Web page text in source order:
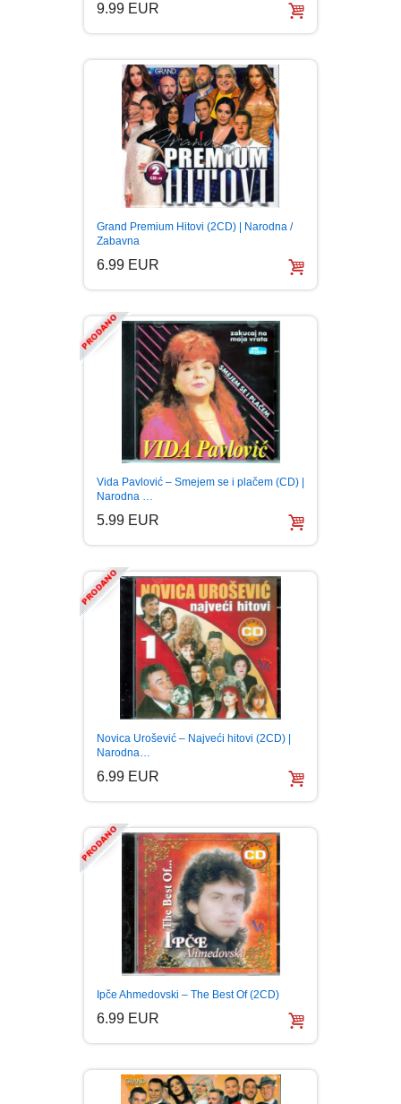
9.99 EUR
Grand Premium Hitovi (2CD) | Narodna /
Zabavna
6.99 EUR
Vida Pavlović – Smejem se i plačem (CD) |
Narodna …
5.99 EUR
Novica Urošević – Najveći hitovi (2CD) |
Narodna…
6.99 EUR
Ipče Ahmedovski – The Best Of (2CD)
6.99 EUR